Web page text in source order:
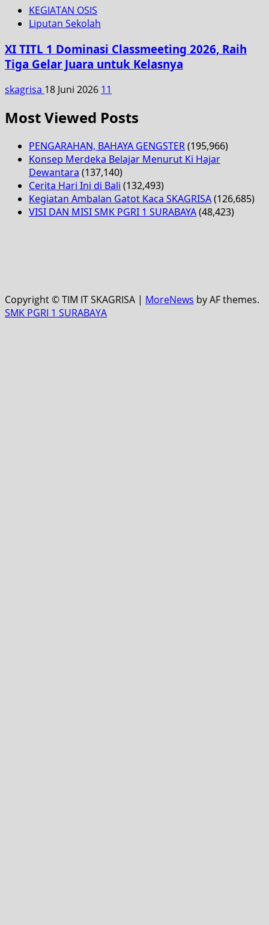
KEGIATAN OSIS
Liputan Sekolah
XI TITL 1 Dominasi Classmeeting 2026, Raih
Tiga Gelar Juara untuk Kelasnya
skagrisa 18 Juni 2026 11
Most Viewed Posts
PENGARAHAN, BAHAYA GENGSTER(195,966)
Konsep Merdeka Belajar Menurut Ki Hajar
Dewantara (137,140)
Cerita Hari Ini di Bali (132,493)
Kegiatan Ambalan Gatot Kaca SKAGRISA(126,685)
VISI DAN MISI SMK PGRI 1 SURABAYA(48,423)
Copyright © TIM IT SKAGRISA | MoreNews by AF themes.
SMK PGRI 1 SURABAYA